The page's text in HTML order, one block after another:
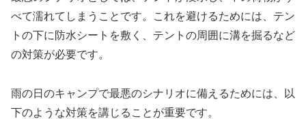
べて濡れてしまうことです。これを避けるためには、テン
トの下に防水シートを敷く、テントの周囲に溝を掘るなど
の対策が必要です。
雨の日のキャンプで最悪のシナリオに備えるためには、以
下のような対策を講じることが重要です。